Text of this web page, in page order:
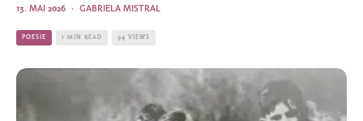
GABRIELA MISTRAL
·
13. MAI 2026
POESIE 1 MIN READ 94 VIEWS